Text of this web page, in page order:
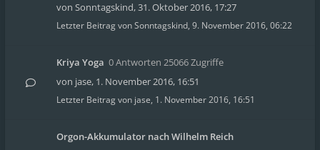
von Sonntagskind,31. Oktober 2016, 17:27
Letzter Beitrag vonSonntagskind, 9. November 2016, 06:22
Kriya Yoga 0 Antworten 25066 Zugriffe
von jase, 1. November 2016, 16:51
Letzter Beitrag von jase, 1. November 2016, 16:51
Orgon-Akkumulator nach Wilhelm Reich